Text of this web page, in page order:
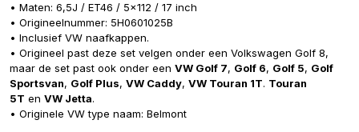
• Maten: 6,5J / ET46 / 5x112 / 17 inch
• Origineelnummer: 5H0601025B
• Inclusief VW naafkappen.
• Origineel past deze set velgen onder een Volkswagen Golf 8,
maar de set past ook onder een VW Golf 7, Golf 6, Golf 5, Golf
Sportsvan, Golf Plus, VW Caddy, VW Touran 1T. Touran
5T en VW Jetta.
• Originele VW type naam: Belmont